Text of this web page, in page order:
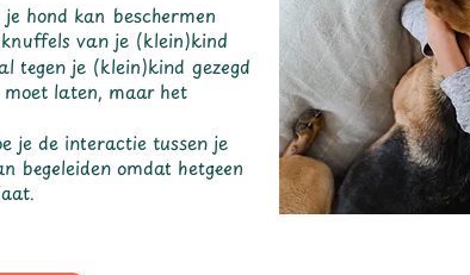
hond kan beschermen
knuffels van je (klein)kind
tegen je (klein)kind gezegd
laten, maar het
je de interactie tussen je
begeleiden omdat hetgeen